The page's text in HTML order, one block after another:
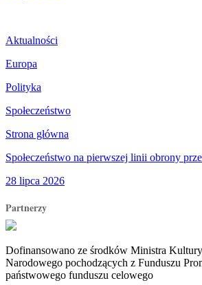
Aktualności
Europa
Polityka
Społeczeństwo
Strona główna
Społeczeństwo na pierwszej linii obrony
28 lipca 2026
Partnerzy
Dofinansowano ze środków Ministra
Narodowego pochodzących z Funduszu
państwowego funduszu celowego